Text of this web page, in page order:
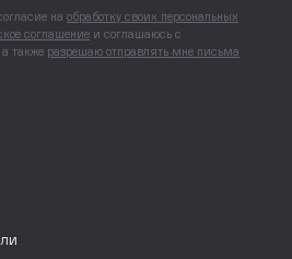
на обработку своих персональных
соглашение и соглашаюсь с
а также разрешаю отправлять мне письма